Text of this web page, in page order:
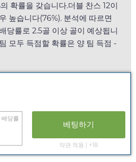
확률을 갖습니다.더블 찬스 12이
높습니다(76%). 분석에 따르면
당률로 2.5골 이상 골이 예상됩니
모두 득점할 확률은 양 팀 득점 -
당률
베팅하기
약관 적용 | +18